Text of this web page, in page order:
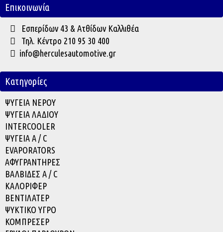
Επικοινωνία
Εσπερίδων 43 & Ατθίδων Καλλιθέα
Τηλ. Κέντρο 210 95 30 400
info@herculesautomotive.gr
Κατηγορίες
ΨΥΓΕΙΑ ΝΕΡΟΥ
ΨΥΓΕΙΑ ΛΑΔΙΟΥ
INTERCOOLER
ΨΥΓΕΙΑ A / C
EVAPORATORS
ΑΦΥΓΡΑΝΤΗΡΕΣ
ΒΑΛΒΙΔΕΣ A / C
ΚΑΛΟΡΙΦΕΡ
ΒΕΝΤΙΛΑΤΕΡ
ΨΥΚΤΙΚΟ ΥΓΡΟ
ΚΟΜΠΡΕΣΕΡ